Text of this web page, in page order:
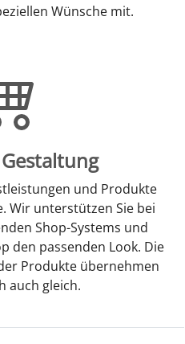
Wünsche mit.
und Produkte
Wir unterstützen Sie bei
Shop-Systems und
den passenden Look. Die
Produkte übernehmen
auch gleich.